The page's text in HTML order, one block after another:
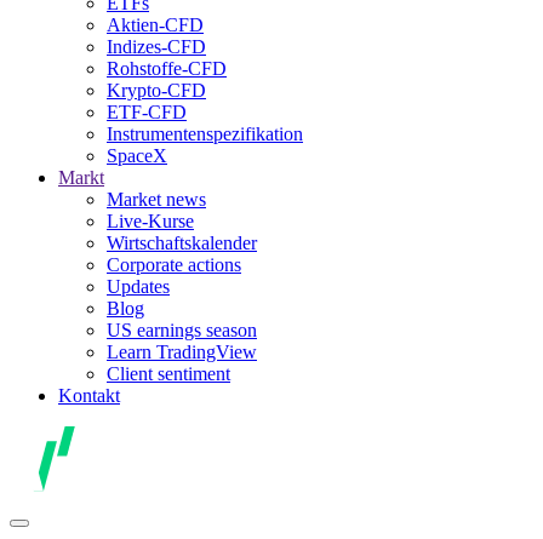
Aktien-CFD
Indizes-CFD
Rohstoffe-CFD
Krypto-CFD
ETF-CFD
Instrumentenspezifikation
SpaceX
Markt
Market news
Live-Kurse
Wirtschaftskalender
Corporate actions
Updates
Blog
US earnings season
Learn TradingView
Client sentiment
Kontakt